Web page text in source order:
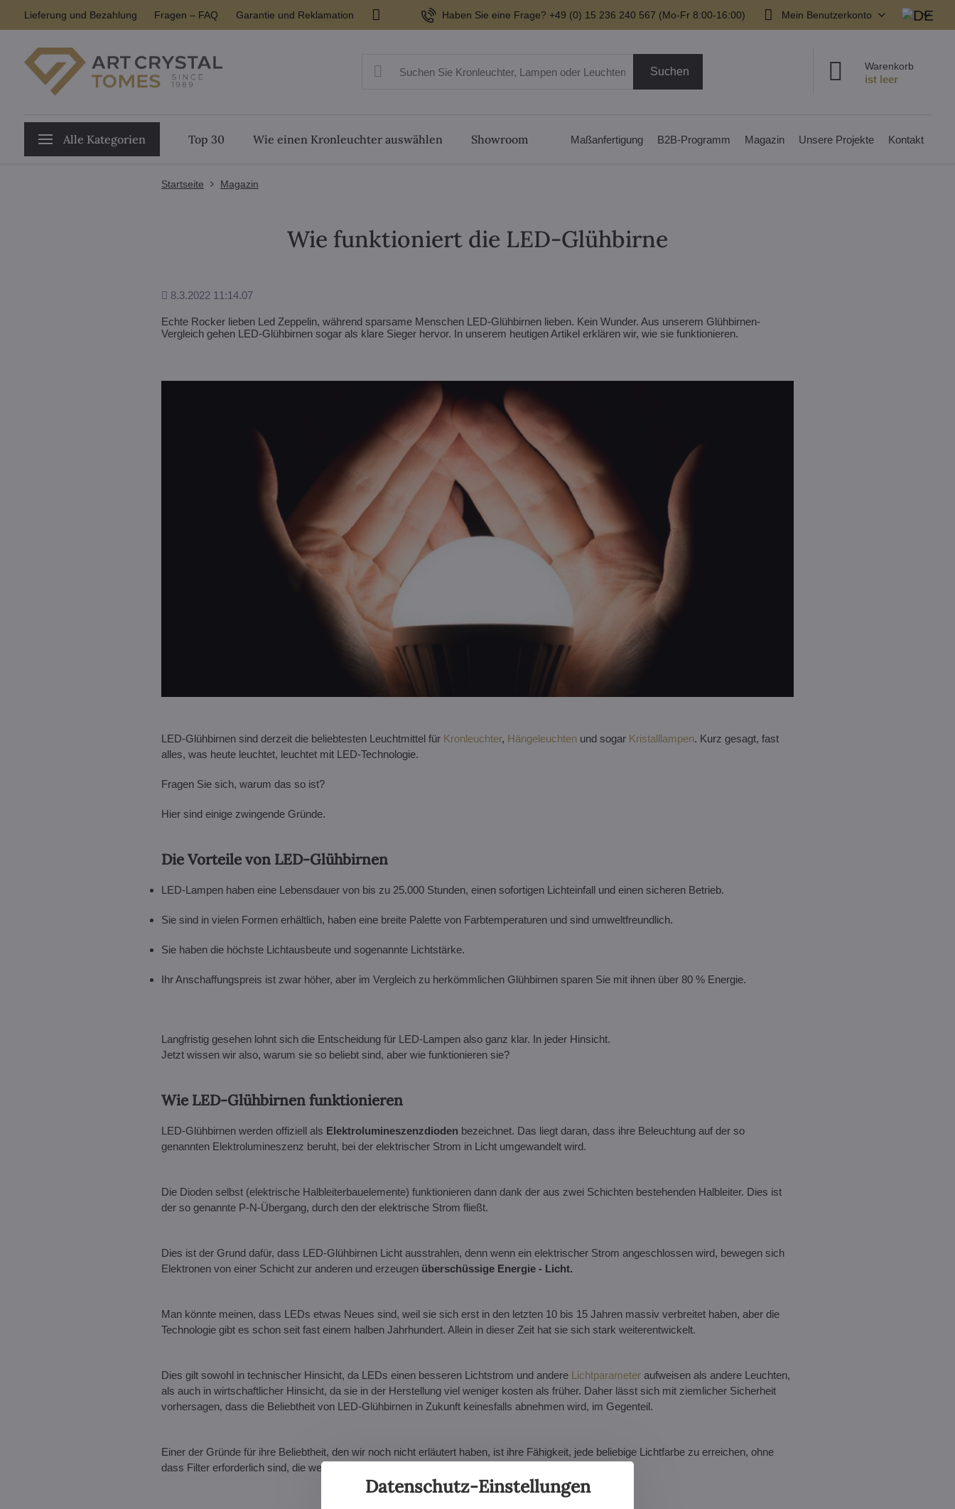
Lieferung und Bezahlung Fragen – FAQ Garantie und Reklamation Haben Sie eine Frage? +49 (0) 15 236 240 567 (Mo-Fr 8:00-16:00) Mein Benutzerkonto
Suchen Warenkorb
Alle Kategorien Top 30 Wie einen Kronleuchter auswählen Showroom Maßanfertigung B2B-Programm Magazin Unsere Projekte Kontakt
Startseite Magazin
Wie funktioniert die LED-Glühbirne
Hinzugefügt
8.3.2022 11:14.07
Echte Rocker lieben Led Zeppelin, während sparsame Menschen LED-Glühbirnen lieben. Kein Wunder. Aus unserem Glühbirnen-
Vergleich gehen LED-Glühbirnen sogar als klare Sieger hervor. In unserem heutigen Artikel erklären wir, wie sie funktionieren.
LED-Glühbirnen sind derzeit die beliebtesten Leuchtmittel für Kronleuchter, Hängeleuchtenund sogar Kristalllampen. Kurz gesagt, fast
alles, was heute leuchtet, leuchtet mit LED-Technologie.
Fragen Sie sich, warum das so ist?
Hier sind einige zwingende Gründe.
Die Vorteile von LED-Glühbirnen
LED-Lampen haben eine Lebensdauer von bis zu 25.000 Stunden, einen sofortigen Lichteinfall und einen sicheren Betrieb.
Sie sind in vielen Formen erhältlich, haben eine breite Palette von Farbtemperaturen und sind umweltfreundlich.
Sie haben die höchste Lichtausbeute und sogenannte Lichtstärke.
Ihr Anschaffungspreis ist zwar höher, aber im Vergleich zu herkömmlichen Glühbirnen sparen Sie mit ihnen über 80 % Energie.
Langfristig gesehen lohnt sich die Entscheidung für LED-Lampen also ganz klar. In jeder Hinsicht.
Jetzt wissen wir also, warum sie so beliebt sind, aber wie funktionieren sie?
Wie LED-Glühbirnen funktionieren
LED-Glühbirnen werden offiziell als Elektrolumineszenzdioden bezeichnet. Das liegt daran, dass ihre Beleuchtung auf der so
genannten Elektrolumineszenz beruht, bei der elektrischer Strom in Licht umgewandelt wird.
Die Dioden selbst (elektrische Halbleiterbauelemente) funktionieren dann dank der aus zwei Schichten bestehenden Halbleiter. Dies ist
der so genannte P-N-Übergang, durch den der elektrische Strom fließt.
Dies ist der Grund dafür, dass LED-Glühbirnen Licht ausstrahlen, denn wenn ein elektrischer Strom angeschlossen wird, bewegen sich
Elektronen von einer Schicht zur anderen und erzeugen überschüssige Energie - Licht.
Man könnte meinen, dass LEDs etwas Neues sind, weil sie sich erst in den letzten 10 bis 15 Jahren massiv verbreitet haben, aber die
Technologie gibt es schon seit fast einem halben Jahrhundert. Allein in dieser Zeit hat sie sich stark weiterentwickelt.
Dies gilt sowohl in technischer Hinsicht, da LEDs einen besseren Lichtstrom und andere Lichtparameteraufweisen als andere Leuchten,
als auch in wirtschaftlicher Hinsicht, da sie in der Herstellung viel weniger kosten als früher. Daher lässt sich mit ziemlicher Sicherheit
vorhersagen, dass die Beliebtheit von LED-Glühbirnen in Zukunft keinesfalls abnehmen wird, im Gegenteil.
Einer der Gründe für ihre Beliebtheit, den wir noch nicht erläutert haben, ist ihre Fähigkeit, jede beliebige Lichtfarbe zu erreichen, ohne
dass Filter erforderlich sind, die weißes Licht in rotes, blaues oder grünes umwandeln.
Datenschutz-Einstellungen